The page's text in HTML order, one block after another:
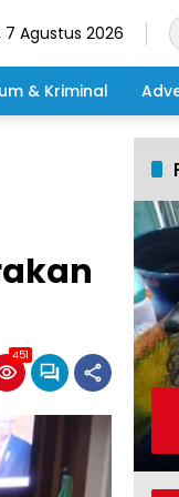
Agustus 2026
& Kriminal
451